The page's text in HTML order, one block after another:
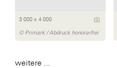
3 000 x 4 000
© Primark / Abdruck honorarfrei
weitere ...